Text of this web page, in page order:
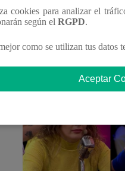
cookies para analizar el
según el RGPD.
como se utilizan tus datos
Aceptar